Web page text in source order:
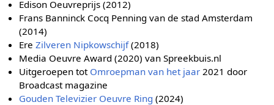
Edison Oeuvreprijs (2012)
Frans Banninck Cocq Penning van de stad Amsterdam
(2014)
EreZilveren Nipkowschijf(2018)
Media Oeuvre Award (2020) van Spreekbuis.nl
Uitgeroepen tot Omroepman van het jaar 2021 door
Broadcast magazine
Gouden Televizier Oeuvre Ring (2024)